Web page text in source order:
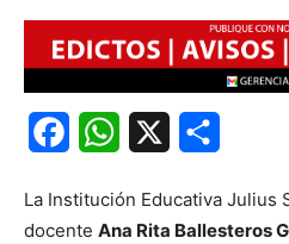
FacebookWhatsApp
La Institución Educativa Julius
docente Ana Rita Ballesteros